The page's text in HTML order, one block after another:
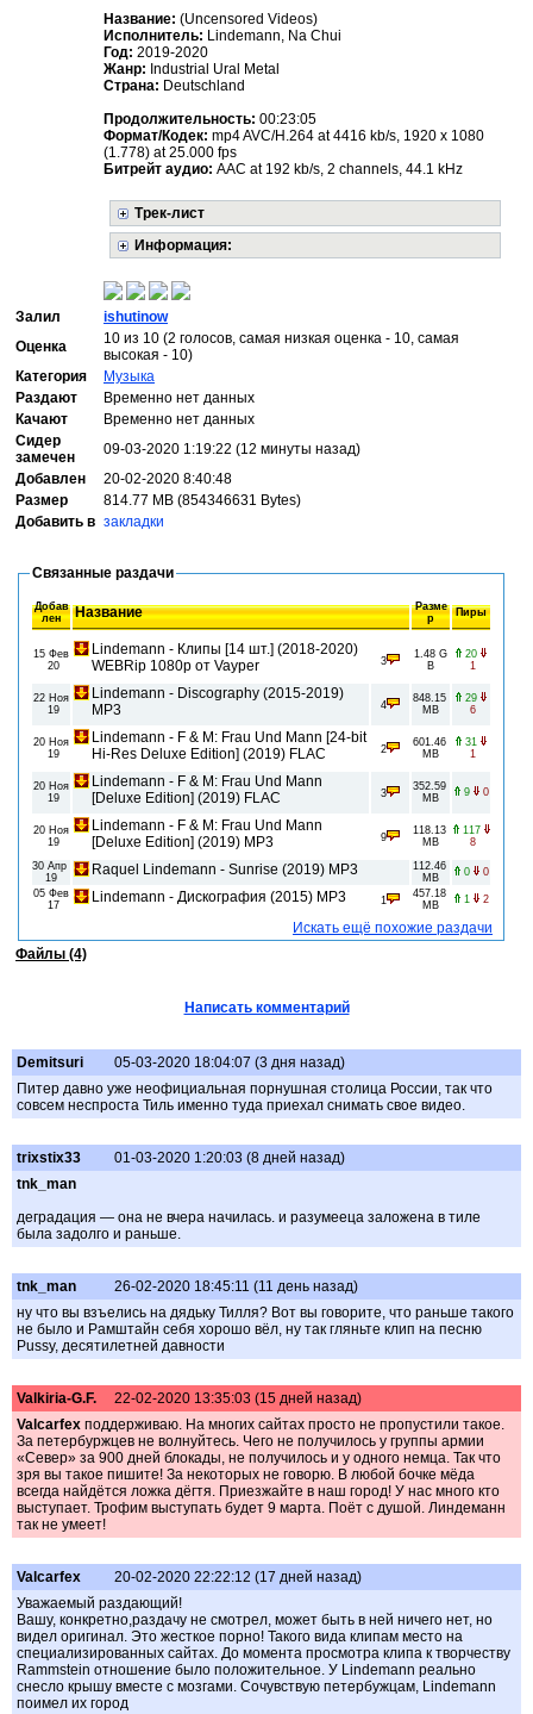
Название: (Uncensored Videos)
Исполнитель: Lindemann, Na Chui
Год: 2019-2020
Жанр: Industrial Ural Metal
Страна: Deutschland
Продолжительность: 00:23:05
Формат/Кодек: mp4 AVC/H.264 at 4416 kb/s, 1920 x 1080
(1.778) at 25.000 fps
Битрейт аудио: AAC at 192 kb/s, 2 channels, 44.1 kHz
Трек-лист
Информация:
Залил
ishutinow
Оценка
10 из 10 (2 голосов, самая низкая оценка - 10, самая
высокая - 10)
Категория
Музыка
Раздают
Временно нет данных
Качают
Временно нет данных
Сидер
замечен
09-03-2020 1:19:22 (12 минуты назад)
Добавлен
20-02-2020 8:40:48
Размер
814.77 MB (854346631 Bytes)
Добавить в закладки
Связанные раздачи
Добав
лен
Название
Разме
р
Пиры
15 Фев
20
Lindemann - Клипы [14 шт.] (2018-2020)
WEBRip 1080p от Vayper
3
1.48 G
B
20
1
22 Ноя
19
Lindemann - Discography (2015-2019)
MP3
4
848.15
MB
29
6
20 Ноя
19
Lindemann - F & M: Frau Und Mann [24-bit
Hi-Res Deluxe Edition] (2019) FLAC
2
601.46
MB
31
1
20 Ноя
19
Lindemann - F & M: Frau Und Mann
[Deluxe Edition] (2019) FLAC
3
352.59
MB
9 0
20 Ноя
19
Lindemann - F & M: Frau Und Mann
[Deluxe Edition] (2019) MP3
9
118.13
MB
117
8
30 Апр
19
Raquel Lindemann - Sunrise (2019) MP3
112.46
MB
0
0
05 Фев
17
Lindemann - Дискография (2015) MP3 1
457.18
MB
1 2
Искать ещё похожие раздачи
Файлы (4)
Написать комментарий
Demitsuri
05-03-2020 18:04:07 (3 дня назад)
Питер давно уже неофициальная порнушная столица России, так что
совсем неспроста Тиль именно туда приехал снимать свое видео.
trixstix33
01-03-2020 1:20:03 (8 дней назад)
tnk_man
деградация — она не вчера начилась. и разумееца заложена в тиле
была задолго и раньше.
tnk_man
26-02-2020 18:45:11 (11 день назад)
ну что вы взъелись на дядьку Тилля? Вот вы говорите, что раньше такого
не было и Рамштайн себя хорошо вёл, ну так гляньте клип на песню
Pussy, десятилетней давности
Valkiria-G.F.
22-02-2020 13:35:03 (15 дней назад)
Valcarfex поддерживаю. На многих сайтах просто не пропустили такое.
За петербуржцев не волнуйтесь. Чего не получилось у группы армии
«Север» за 900 дней блокады, не получилось и у одного немца. Так что
зря вы такое пишите! За некоторых не говорю. В любой бочке мёда
всегда найдётся ложка дёгтя. Приезжайте в наш город! У нас много кто
выступает. Трофим выступать будет 9 марта. Поёт с душой. Линдеманн
так не умеет!
Valcarfex
20-02-2020 22:22:12 (17 дней назад)
Уважаемый раздающий!
Вашу, конкретно,раздачу не смотрел, может быть в ней ничего нет, но
видел оригинал. Это жесткое порно! Такого вида клипам место на
специализированных сайтах. До момента просмотра клипа к творчеству
Rammstein отношение было положительное. У Lindemann реально
снесло крышу вместе с мозгами. Сочувствую петербужцам, Lindemann
поимел их город